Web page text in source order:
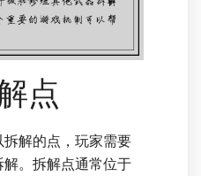
点
解的点，玩家需要
。拆解点通常位于